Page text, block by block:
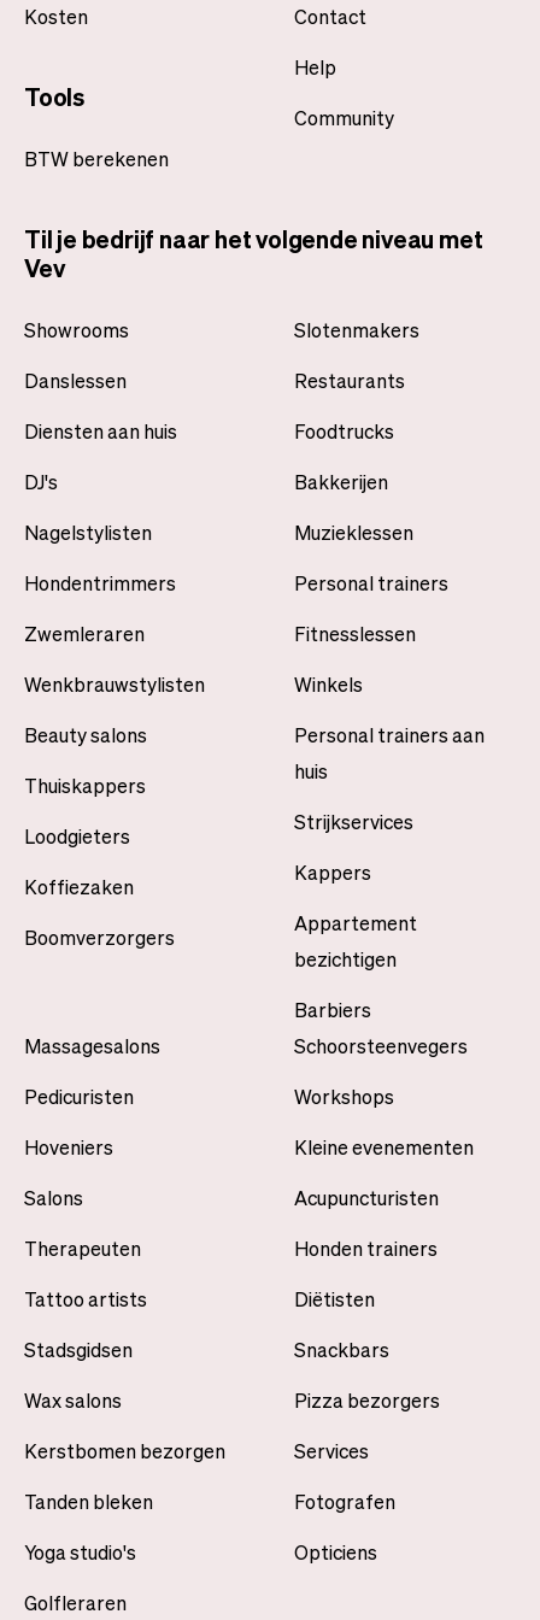
Kosten
Tools
BTW berekenen
Contact
Help
Community
Til je bedrijf naar het volgende niveau met
Vev
Showrooms
Danslessen
Diensten aan huis
DJ's
Nagelstylisten
Hondentrimmers
Zwemleraren
Wenkbrauwstylisten
Beauty salons
Thuiskappers
Loodgieters
Koffiezaken
Boomverzorgers
Slotenmakers
Restaurants
Foodtrucks
Bakkerijen
Muzieklessen
Personal trainers
Fitnesslessen
Winkels
Personal trainers aan
huis
Strijkservices
Kappers
Appartement
bezichtigen
Barbiers
Massagesalons
Pedicuristen
Hoveniers
Salons
Therapeuten
Tattoo artists
Stadsgidsen
Wax salons
Kerstbomen bezorgen
Tanden bleken
Yoga studio's
Golfleraren
Schoorsteenvegers
Workshops
Kleine evenementen
Acupuncturisten
Honden trainers
Diëtisten
Snackbars
Pizza bezorgers
Services
Fotografen
Opticiens